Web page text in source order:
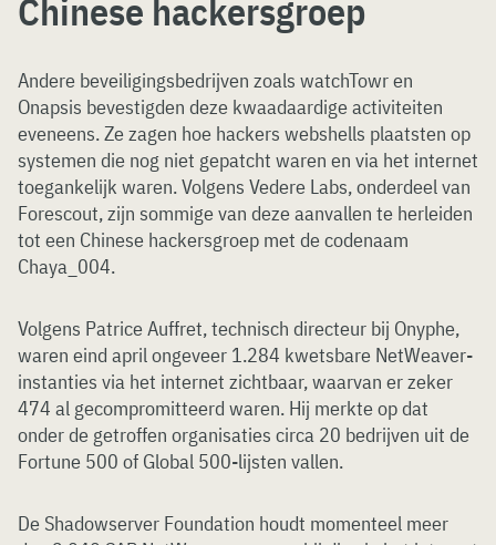
Chinese hackersgroep
Andere beveiligingsbedrijven zoals watchTowr en
Onapsis bevestigden deze kwaadaardige activiteiten
eveneens. Ze zagen hoe hackers webshells plaatsten op
systemen die nog niet gepatcht waren en via het internet
toegankelijk waren. Volgens Vedere Labs, onderdeel van
Forescout, zijn sommige van deze aanvallen te herleiden
tot een Chinese hackersgroep met de codenaam
Chaya_004.
Volgens Patrice Auffret, technisch directeur bij Onyphe,
waren eind april ongeveer 1.284 kwetsbare NetWeaver-
instanties via het internet zichtbaar, waarvan er zeker
474 al gecompromitteerd waren. Hij merkte op dat
onder de getroffen organisaties circa 20 bedrijven uit de
Fortune 500 of Global 500-lijsten vallen.
De Shadowserver Foundation houdt momenteel meer